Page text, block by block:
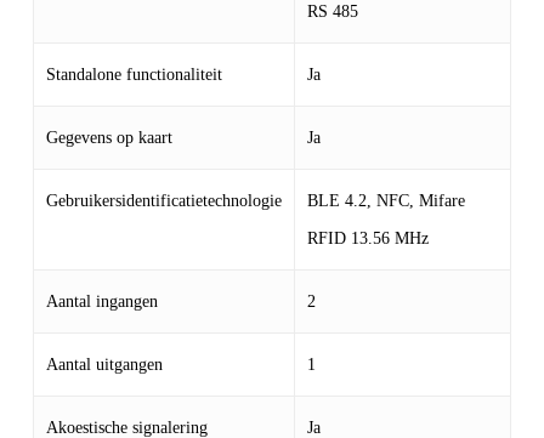
RS 485
Standalone functionaliteit Ja
Gegevens op kaart Ja
Gebruikersidentificatietechnologie BLE 4.2, NFC, Mifare
RFID 13.56 MHz
Aantal ingangen 2
Aantal uitgangen 1
Akoestische signalering Ja